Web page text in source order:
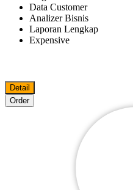
Data Customer
Analizer Bisnis
Laporan Lengkap
Expensive
Detail
Order